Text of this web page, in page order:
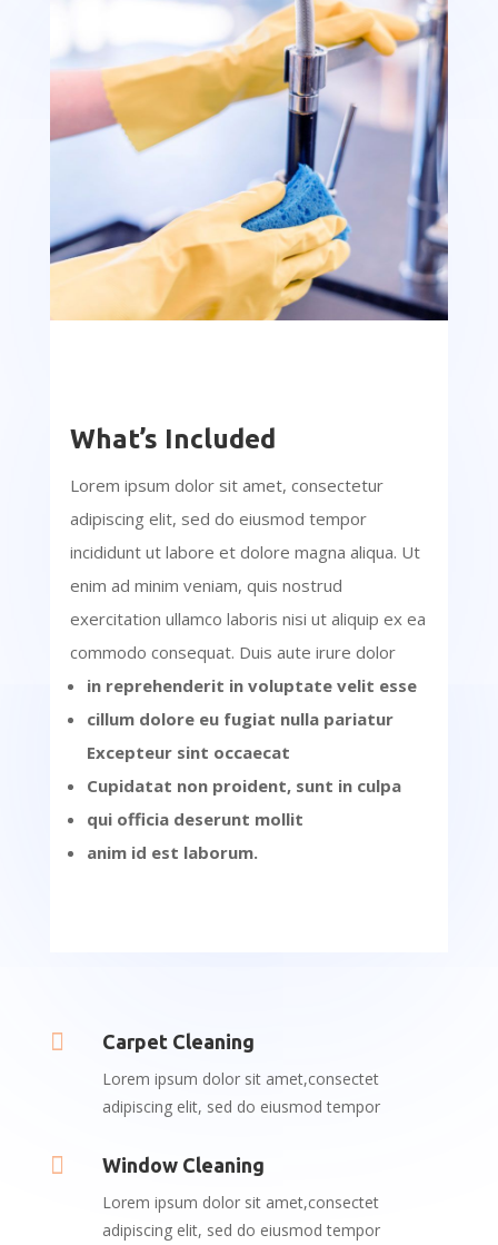
What’s Included
Lorem ipsum dolor sit amet, consectetur
adipiscing elit, sed do eiusmod tempor
incididunt ut labore et dolore magna aliqua. Ut
enim ad minim veniam, quis nostrud
exercitation ullamco laboris nisi ut aliquip ex ea
commodo consequat. Duis aute irure dolor
in reprehenderit in voluptate velit esse
cillum dolore eu fugiat nulla pariatur
Excepteur sint occaecat
Cupidatat non proident, sunt in culpa
qui officia deserunt mollit
anim id est laborum.
 Carpet Cleaning
Lorem ipsum dolor sit amet,consectet
adipiscing elit, sed do eiusmod tempor
 Window Cleaning
Lorem ipsum dolor sit amet,consectet
adipiscing elit, sed do eiusmod tempor